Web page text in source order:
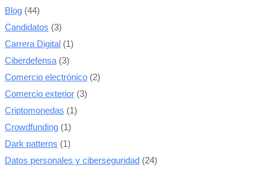
Blog (44)
Candidatos (3)
Carrera Digital (1)
Ciberdefensa(3)
Comercio electrónico (2)
Comercio exterior (3)
Criptomonedas (1)
Crowdfunding (1)
Dark patterns (1)
Datos personales y ciberseguridad (24)